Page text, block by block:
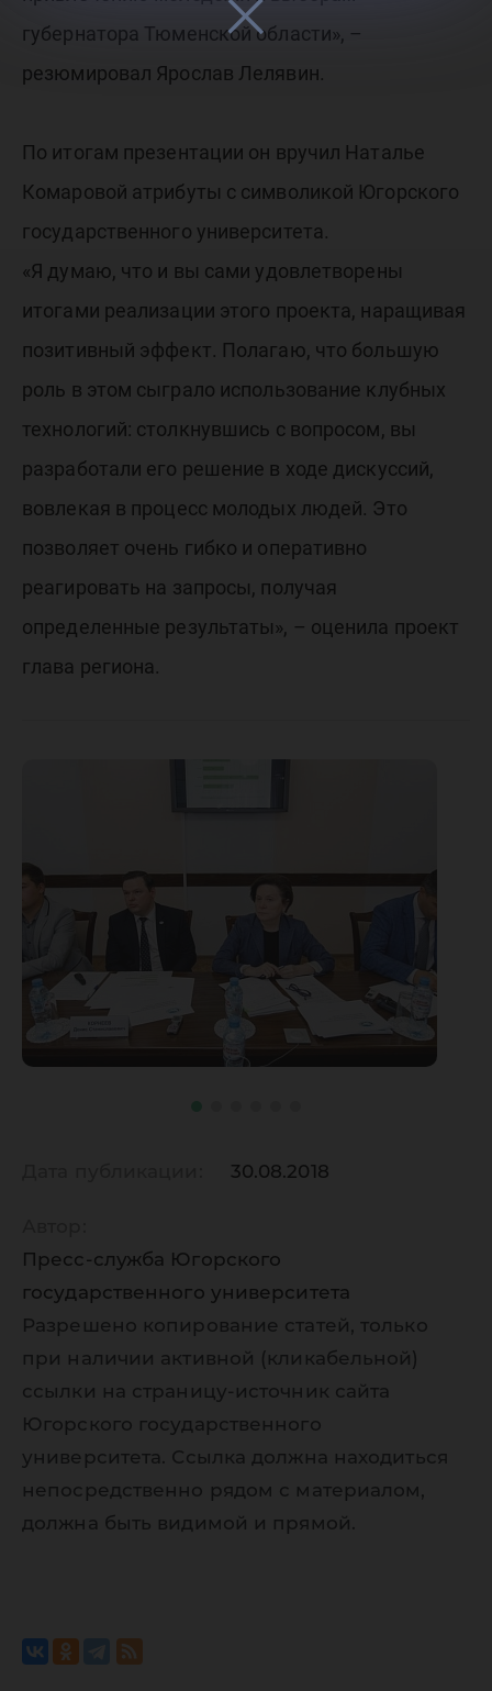
губернатора Тюменской области», –
резюмировал Ярослав Лелявин.
По итогам презентации он вручил Наталье
Комаровой атрибуты с символикой Югорского
государственного университета.
«Я думаю, что и вы сами удовлетворены
итогами реализации этого проекта, наращивая
позитивный эффект. Полагаю, что большую
роль в этом сыграло использование клубных
технологий: столкнувшись с вопросом, вы
разработали его решение в ходе дискуссий,
вовлекая в процесс молодых людей. Это
позволяет очень гибко и оперативно
реагировать на запросы, получая
определенные результаты», – оценила проект
глава региона.
30.08.2018
Пресс-служба Югорского
государственного университета
Разрешено копирование статей, только
при наличии активной (кликабельной)
ссылки на страницу-источник сайта
Югорского государственного
университета. Ссылка должна находиться
непосредственно рядом с материалом,
должна быть видимой и прямой.